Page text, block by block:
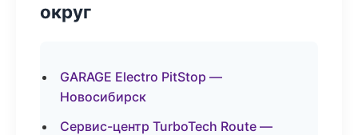
округ
GARAGE Electro PitStop —
Новосибирск
Сервис-центр TurboTech Route —